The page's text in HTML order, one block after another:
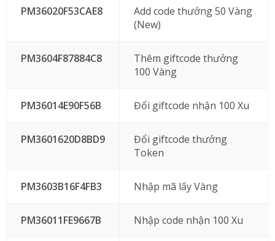
PM36020F53CAE8
Add code thưởng 50 Vàng
(New)
PM3604F87884C8
Thêm giftcode thưởng
100 Vàng
PM36014E90F56B Đổi giftcode nhận 100 Xu
PM3601620D8BD9
Đổi giftcode thưởng
Token
PM3603B16F4FB3 Nhập mã lấy Vàng
PM36011FE9667B Nhập code nhận 100 Xu